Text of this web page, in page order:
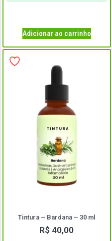
Adicionar ao carrinho
Tintura – Bardana – 30 ml
R$ 40,00